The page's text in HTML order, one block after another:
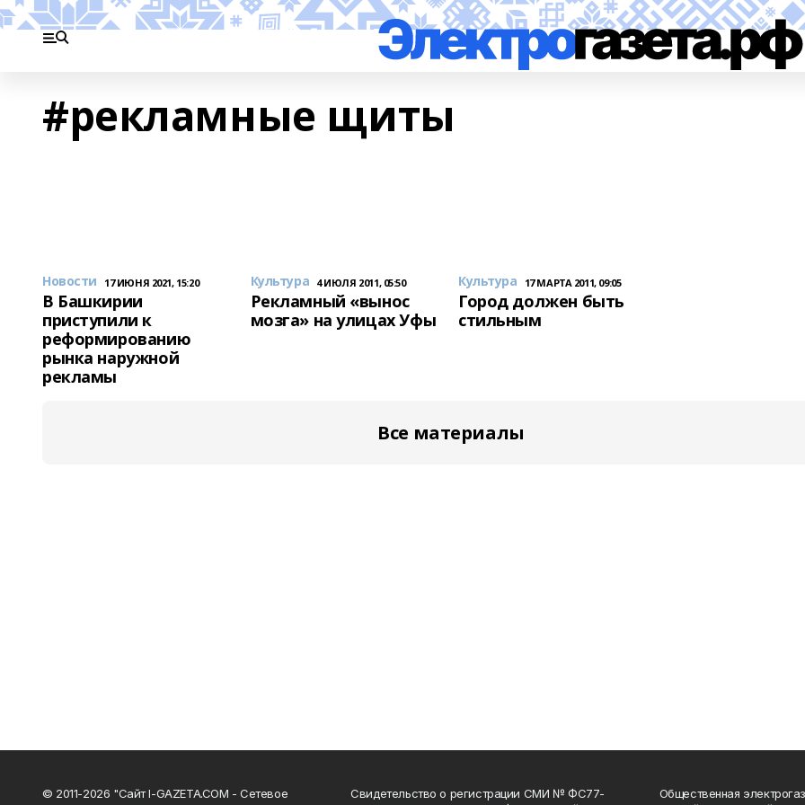
#рекламные щиты
Новости 17 ИЮНЯ 2021, 15:20
В Башкирии
приступили к
реформированию
рынка наружной
рекламы
Культура 4 ИЮЛЯ 2011, 05:50
Рекламный «вынос
мозга» на улицах Уфы
Культура 17 МАРТА 2011, 09:05
Город должен быть
стильным
Все материалы
© 2011-2026 "Сайт I-GAZETA.COM - Сетевое
Свидетельство о регистрации СМИ № ФС77-
Общественная